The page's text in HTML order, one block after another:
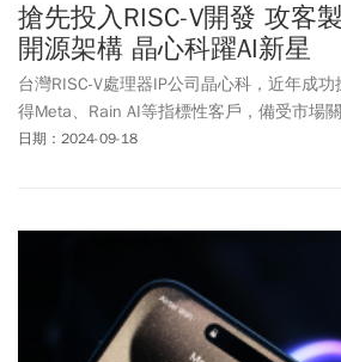
搶先投入RISC-V開發 攻客
開源架構 晶心科躍AI新星
台灣RISC-V處理器IP公司晶心科，近年成
得Meta、Rain AI等指標性客戶，備受市場關
日期：2024-09-18